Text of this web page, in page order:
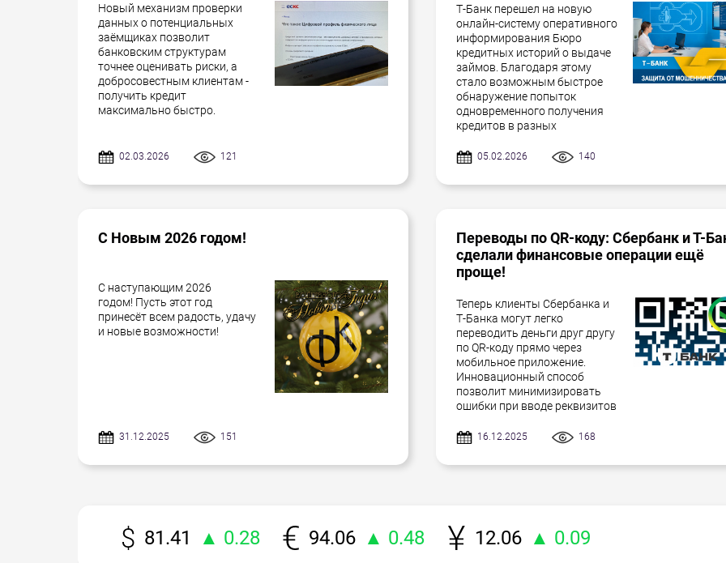
Новый механизм проверки
данных о потенциальных
заёмщиках позволит
банковским структурам
точнее оценивать риски, а
добросовестным клиентам -
получить кредит
максимально быстро.
02.03.2026 121
Т-Банк перешел на новую
онлайн-систему оперативного
информирования Бюро
кредитных историй о выдаче
займов. Благодаря этому
стало возможным быстрое
обнаружение попыток
одновременного получения
кредитов в разных
05.02.2026 140
С Новым 2026 годом!
С наступающим 2026
годом! Пусть этот год
принесёт всем радость, удачу
и новые возможности!
31.12.2025 151
Переводы по QR-коду: Сбербанк и Т-
сделали финансовые операции ещё
проще!
Теперь клиенты Сбербанка и
Т-Банка могут легко
переводить деньги друг другу
по QR-коду прямо через
мобильное приложение.
Инновационный способ
позволит минимизировать
ошибки при вводе реквизитов
16.12.2025 168
81.41 ▲ 0.28 94.06 ▲ 0.48 12.06 ▲ 0.09